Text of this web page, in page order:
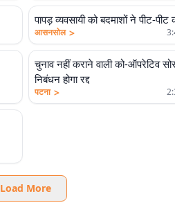
पापड़ व्यवसायी को बदमाशों ने पीट-
आसनसोल >
चुनाव नहीं कराने वाली को-ऑपरेटिव
निबंधन होगा रद्द
पटना >
Load More